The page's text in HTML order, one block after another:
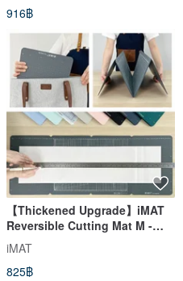
916฿
【Thickened Upgrade】iMAT
Reversible Cutting Mat M -
Centimeter + Inch, Multi-
functional Folding,
Transforms into 3 Sizes
iMAT
825฿